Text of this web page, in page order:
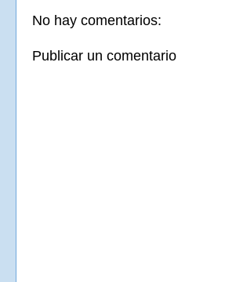
No hay comentarios:
Publicar un comentario